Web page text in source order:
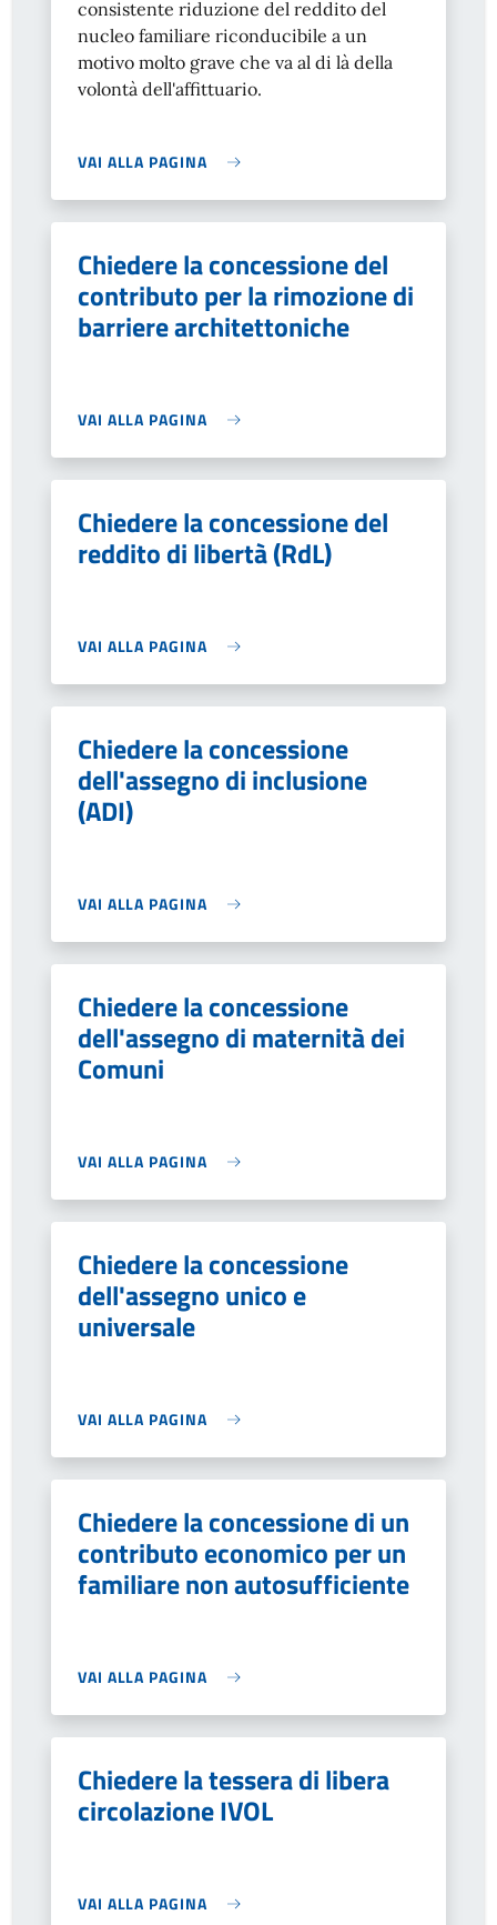
consistente riduzione del reddito del
nucleo familiare riconducibile a un
motivo molto grave che va al di là della
volontà dell'affittuario.
VAI ALLA PAGINA
Chiedere la concessione del
contributo per la rimozione di
barriere architettoniche
VAI ALLA PAGINA
Chiedere la concessione del
reddito di libertà (RdL)
VAI ALLA PAGINA
Chiedere la concessione
dell'assegno di inclusione
(ADI)
VAI ALLA PAGINA
Chiedere la concessione
dell'assegno di maternità dei
Comuni
VAI ALLA PAGINA
Chiedere la concessione
dell'assegno unico e
universale
VAI ALLA PAGINA
Chiedere la concessione di un
contributo economico per un
familiare non autosufficiente
VAI ALLA PAGINA
Chiedere la tessera di libera
circolazione IVOL
VAI ALLA PAGINA